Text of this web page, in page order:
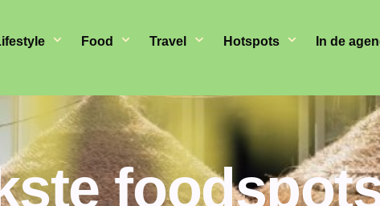
Food Travel Hotspots In de